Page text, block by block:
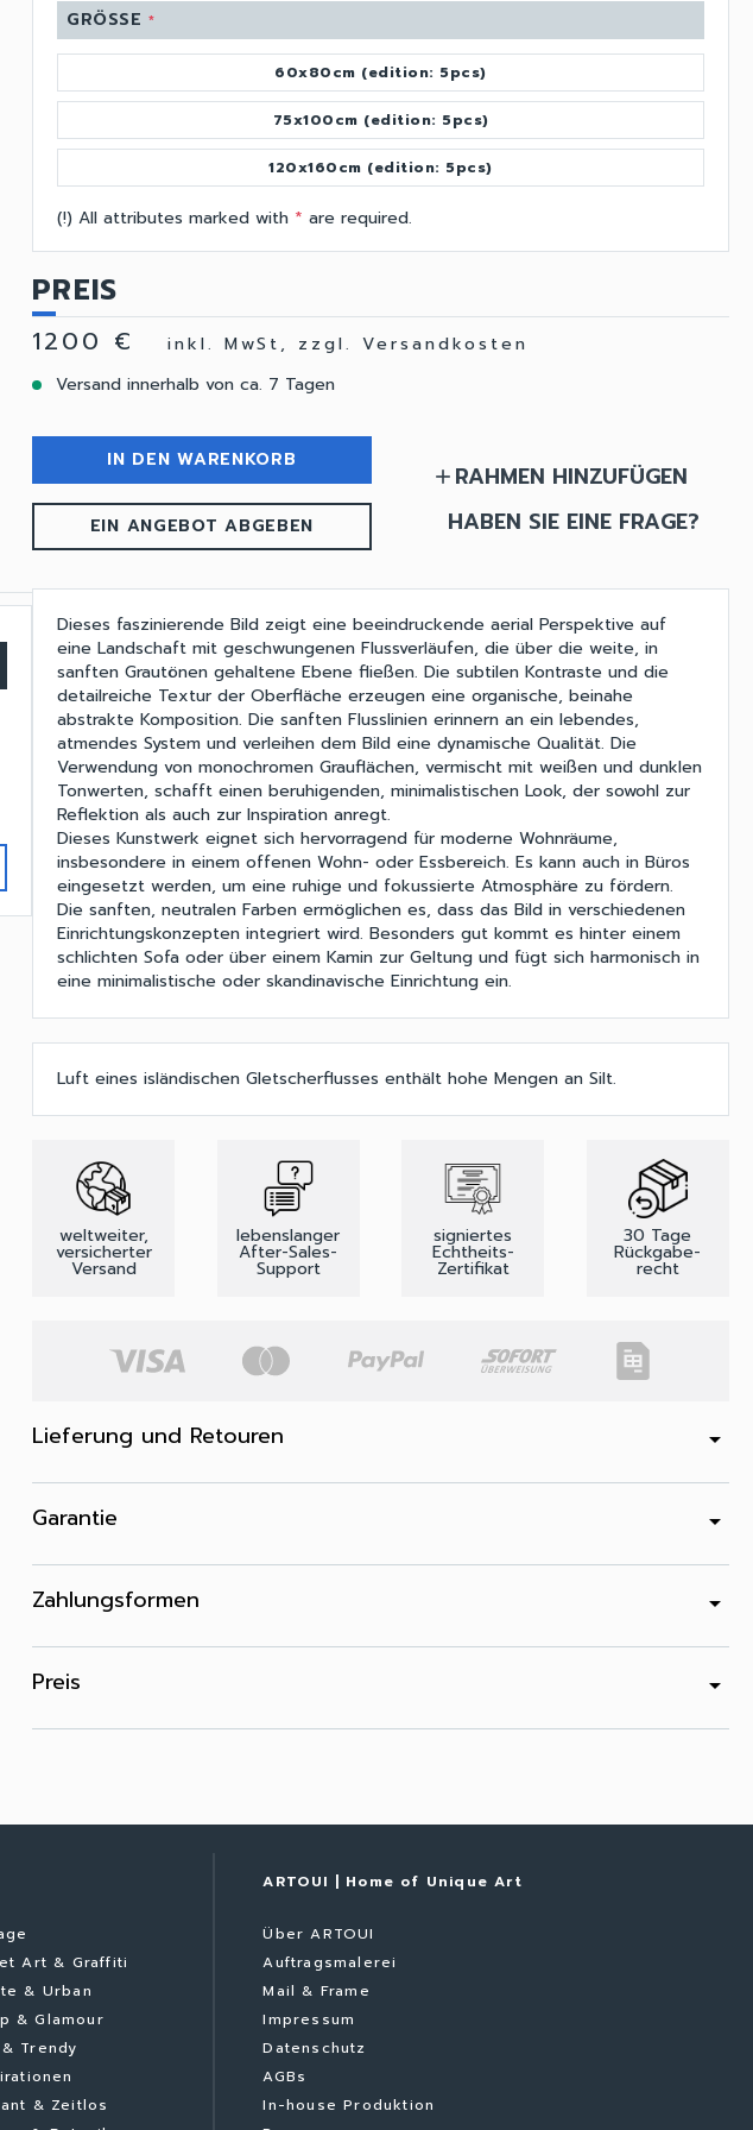
GRÖSSE *
60x80cm (edition: 5pcs)
75x100cm (edition: 5pcs)
120x160cm (edition: 5pcs)
(!) All attributes marked with * are required.
PREIS
1200 €
inkl. MwSt, zzgl. Versandkosten
Versand innerhalb von ca. 7 Tagen
IN DEN WARENKORB
EIN ANGEBOT ABGEBEN
add RAHMEN HINZUFÜGEN
HABEN SIE EINE FRAGE?
Dieses faszinierende Bild zeigt eine beeindruckende aerial Perspektive auf
eine Landschaft mit geschwungenen Flussverläufen, die über die weite, in
sanften Grautönen gehaltene Ebene fließen. Die subtilen Kontraste und die
detailreiche Textur der Oberfläche erzeugen eine organische, beinahe
abstrakte Komposition. Die sanften Flusslinien erinnern an ein lebendes,
atmendes System und verleihen dem Bild eine dynamische Qualität. Die
Verwendung von monochromen Grauflächen, vermischt mit weißen und dunklen
Tonwerten, schafft einen beruhigenden, minimalistischen Look, der sowohl zur
Reflektion als auch zur Inspiration anregt.
Dieses Kunstwerk eignet sich hervorragend für moderne Wohnräume,
insbesondere in einem offenen Wohn- oder Essbereich. Es kann auch in Büros
eingesetzt werden, um eine ruhige und fokussierte Atmosphäre zu fördern.
Die sanften, neutralen Farben ermöglichen es, dass das Bild in verschiedenen
Einrichtungskonzepten integriert wird. Besonders gut kommt es hinter einem
schlichten Sofa oder über einem Kamin zur Geltung und fügt sich harmonisch in
eine minimalistische oder skandinavische Einrichtung ein.
Luft eines isländischen Gletscherflusses enthält hohe Mengen an Silt.
weltweiter,
versicherter
Versand
lebenslanger
After-Sales-
Support
signiertes
Echtheits-
Zertifikat
30 Tage
Rückgabe-
recht
Lieferung und Retouren arrow_drop_down
Garantie arrow_drop_down
Zahlungsformen arrow_drop_down
Preis arrow_drop_down
Art & Graffiti
& Urban
& Glamour
Trendy
& Zeitlos
ARTOUI | Home of Unique Art
Über ARTOUI
Auftragsmalerei
Mail & Frame
Impressum
Datenschutz
AGBs
In-house Produktion